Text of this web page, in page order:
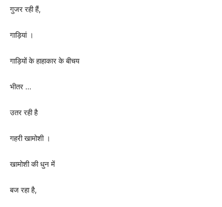
गुजर रही हैं,
गाड़ियां ।
गाड़ियों के हाहाकार के बीचय
भीतर …
उतर रही है
गहरी खामोशी ।
खामोशी की धुन में
बज रहा है,